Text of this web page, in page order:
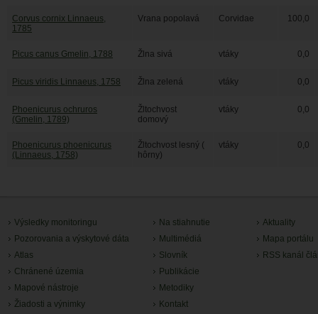
Corvus cornix Linnaeus,
1785
Vrana popolavá Corvidae 100,0
Picus canus Gmelin, 1788 Žlna sivá vtáky 0,0
Picus viridis Linnaeus, 1758 Žlna zelená vtáky 0,0
Phoenicurus ochruros
(Gmelin, 1789)
Žltochvost
domový
vtáky 0,0
Phoenicurus phoenicurus
(Linnaeus, 1758)
Žltochvost lesný (
hôrny)
vtáky 0,0
Výsledky monitoringu
Pozorovania a výskytové dáta
Atlas
Chránené územia
Mapové nástroje
Žiadosti a výnimky
Na stiahnutie
Multimédiá
Slovník
Publikácie
Metodiky
Kontakt
Aktuality
Mapa portálu
RSS kanál